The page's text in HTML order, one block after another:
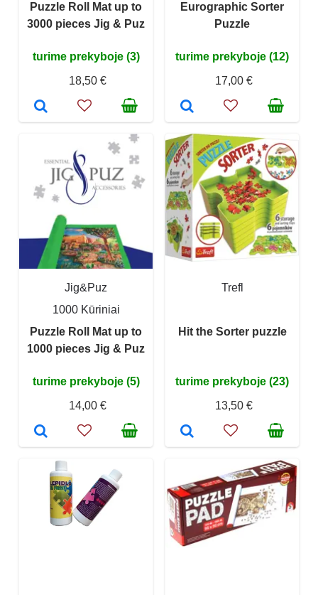
Puzzle Roll Mat up to
3000 pieces Jig & Puz
turime prekyboje (3)
18,50 €
Eurographic Sorter
Puzzle
turime prekyboje (12)
17,00 €
Jig&Puz
1000 Kūriniai
Puzzle Roll Mat up to
1000 pieces Jig & Puz
turime prekyboje (5)
14,00 €
Trefl
Hit the Sorter puzzle
turime prekyboje (23)
13,50 €